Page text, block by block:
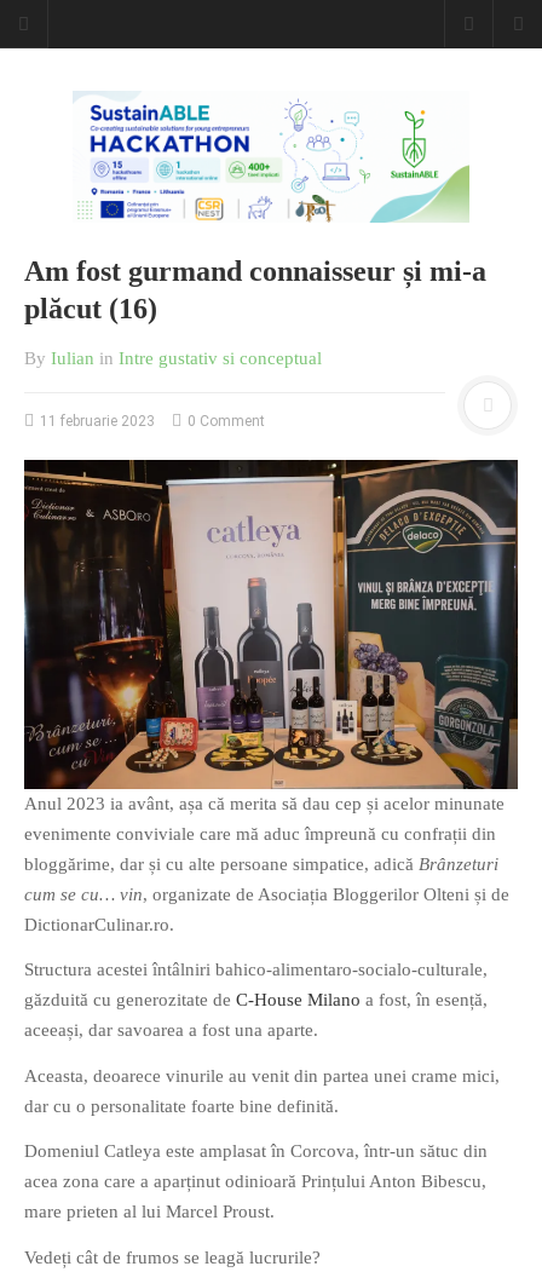
Am fost gurmand connaisseur și mi-a
plăcut (16)
By Iulian in Intre gustativ si conceptual
11 februarie 2023 0 Comment
Anul 2023 ia avânt, așa că merita să dau cep și acelor minunate
evenimente conviviale care mă aduc împreună cu confrații din
bloggărime, dar și cu alte persoane simpatice, adică Brânzeturi
cum se cu… vin, organizate de Asociația Bloggerilor Olteni și de
DictionarCulinar.ro.
Structura acestei întâlniri bahico-alimentaro-socialo-culturale,
găzduită cu generozitate de C-House Milano a fost, în esență,
aceeași, dar savoarea a fost una aparte.
Aceasta, deoarece vinurile au venit din partea unei crame mici,
dar cu o personalitate foarte bine definită.
Domeniul Catleya este amplasat în Corcova, într-un sătuc din
acea zona care a aparținut odinioară Prințului Anton Bibescu,
mare prieten al lui Marcel Proust.
Vedeți cât de frumos se leagă lucrurile?